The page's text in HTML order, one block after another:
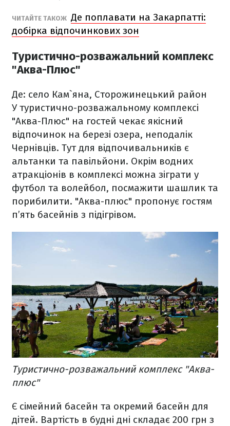
ЧИТАЙТЕ ТАКОЖ Де поплавати на Закарпатті:
добірка відпочинкових зон
Туристично-розважальний комплекс
"Аква-Плюс"
Де: село Кам`яна, Сторожинецький район
У туристично-розважальному комплексі
"Аква-Плюс" на гостей чекає якісний
відпочинок на березі озера, неподалік
Чернівців. Тут для відпочивальників є
альтанки та павільйони. Окрім водних
атракціонів в комплексі можна зіграти у
футбол та волейбол, посмажити шашлик та
порибилити. "Аква-плюс" пропонує гостям
п’ять басейнів з підігрівом.
Туристично-розважальний комплекс "Аква-
плюс"
Є сімейний басейн та окремий басейн для
дітей. Вартість в будні дні складає 200 грн з